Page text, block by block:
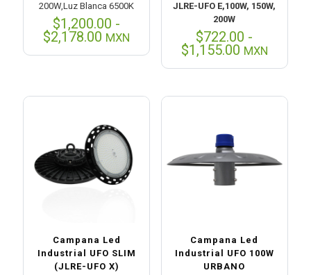
200W,Luz Blanca 6500K
$1,200.00 -
$2,178.00 Rango
hasta
MXN
JLRE-UFO E,100W, 150W,
200W
$722.00 -
$1,155.00Rango
$722.00
MXN
Campana Led
Industrial UFO SLIM
(JLRE-UFO X)
Campana Led
Industrial UFO 100W
URBANO